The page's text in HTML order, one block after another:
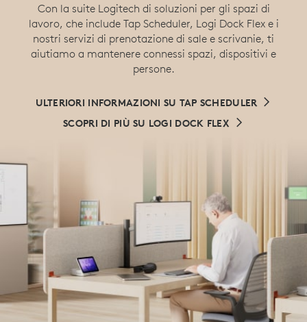
Con la suite Logitech di soluzioni per gli spazi di
lavoro, che include Tap Scheduler, Logi Dock Flex e i
nostri servizi di prenotazione di sale e scrivanie, ti
aiutiamo a mantenere connessi spazi, dispositivi e
persone.
ULTERIORI INFORMAZIONI SU TAP SCHEDULER
SCOPRI DI PIÙ SU LOGI DOCK FLEX